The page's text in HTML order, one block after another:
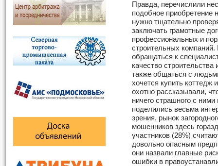
Правда, перечислили
подобное приобретение
нужно тщательно
заключать грамотные
профессиональных и
строительных
обращаться к
качество
также общаться с
хочется купить коттедж
охотно рассказывали,
ничего страшного с
поделились весьма
зрения, рынок
мошенников здесь
участников (28%)
довольно опасным
они назвали главные
ошибки в